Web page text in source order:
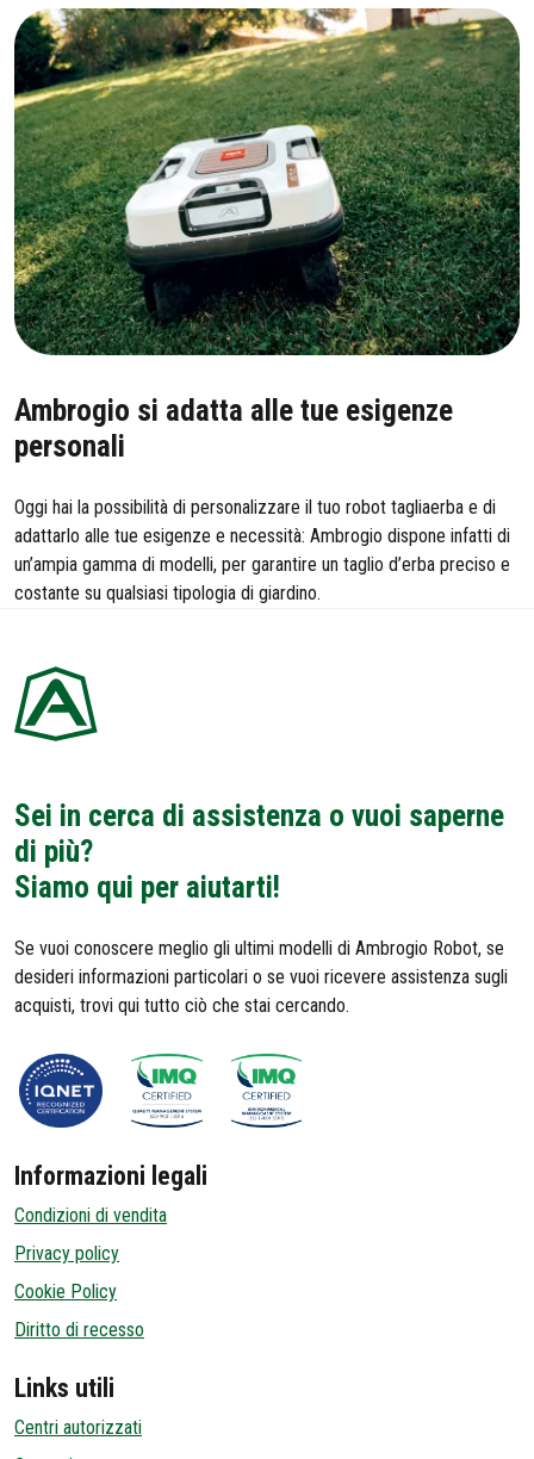
Ambrogio si adatta alle tue esigenze
personali
Oggi hai la possibilità di personalizzare il tuo robot tagliaerba e di
adattarlo alle tue esigenze e necessità: Ambrogio dispone infatti di
un’ampia gamma di modelli, per garantire un taglio d’erba preciso e
costante su qualsiasi tipologia di giardino.
Sei in cerca di assistenza o vuoi saperne
di più?
Siamo qui per aiutarti!
Se vuoi conoscere meglio gli ultimi modelli di Ambrogio Robot, se
desideri informazioni particolari o se vuoi ricevere assistenza sugli
acquisti, trovi qui tutto ciò che stai cercando.
Informazioni legali
Condizioni di vendita
Privacy policy
Cookie Policy
Diritto di recesso
Links utili
Centri autorizzati